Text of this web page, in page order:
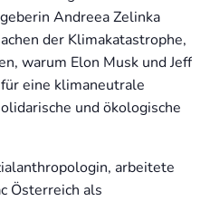
Andreea Zelinka
der Klimakatastrophe,
warum Elon Musk und Jeff
eine klimaneutrale
und ökologische
arbeitete
Österreich als